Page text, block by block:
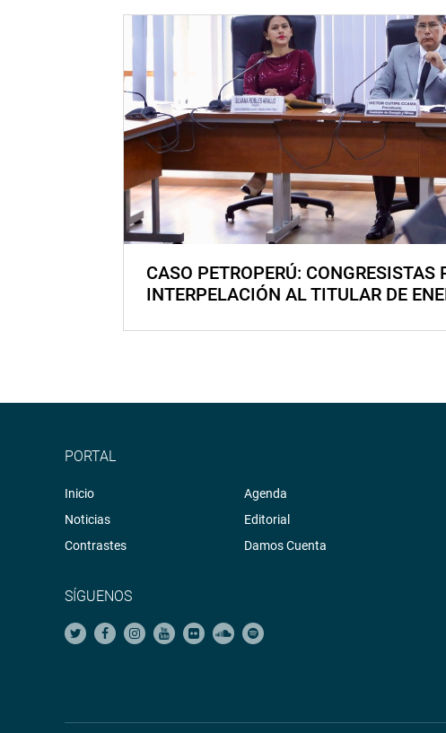
CASO PETROPERÚ: CONGRESISTAS
INTERPELACIÓN AL TITULAR DE
PORTAL
Inicio
Noticias
Contrastes
Agenda
Editorial
Damos Cuenta
SÍGUENOS